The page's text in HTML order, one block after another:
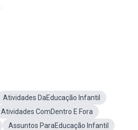
Atividades DaEducação Infantil
Atividades ComDentro E Fora
Assuntos ParaEducação Infantil